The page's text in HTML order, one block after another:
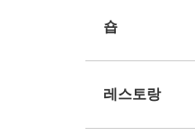
숍
레스토랑